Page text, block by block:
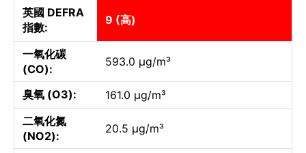
英國 DEFRA
指數:
9 (高)
一氧化碳
(CO):
593.0 µg/m³
臭氧 (O3):
161.0 µg/m³
二氧化氮
(NO2):
20.5 µg/m³